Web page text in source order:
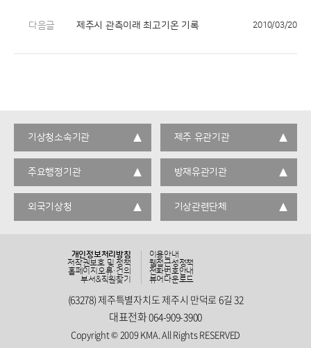
다음글 제주시 관측이래 최고기온 기록 2010/03/20
기상청소속기관 제주 유관기관
주요행정기관 방재유관기관
외국기상청 기상관련단체
개인정보처리방침
이용안내
저작권보호 및 정책
웹접근성정책
홈페이지오류·건의
전화번호안내
부서&직원찾기
뷰어다운로드
(63278) 제주특별자치도 제주시 만덕로 6길 32
대표전화064-909-3900
Copyright © 2009 KMA. All Rights RESERVED